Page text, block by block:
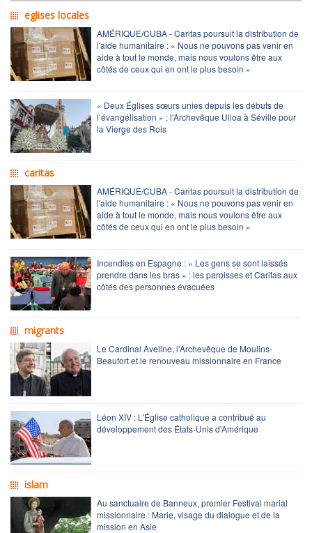
eglises locales
AMÉRIQUE/CUBA - Caritas poursuit la distribution de
l'aide humanitaire : « Nous ne pouvons pas venir en
aide à tout le monde, mais nous voulons être aux
côtés de ceux qui en ont le plus besoin »
« Deux Églises sœurs unies depuis les débuts de
l’évangélisation » : l'Archevêque Ulloa à Séville pour
la Vierge des Rois
caritas
AMÉRIQUE/CUBA - Caritas poursuit la distribution de
l'aide humanitaire : « Nous ne pouvons pas venir en
aide à tout le monde, mais nous voulons être aux
côtés de ceux qui en ont le plus besoin »
Incendies en Espagne : « Les gens se sont laissés
prendre dans les bras » : les paroisses et Caritas aux
côtés des personnes évacuées
migrants
Le Cardinal Aveline, l’Archevêque de Moulins-
Beaufort et le renouveau missionnaire en France
Léon XIV : L'Église catholique a contribué au
développement des États-Unis d'Amérique
islam
Au sanctuaire de Banneux, premier Festival marial
missionnaire : Marie, visage du dialogue et de la
mission en Asie